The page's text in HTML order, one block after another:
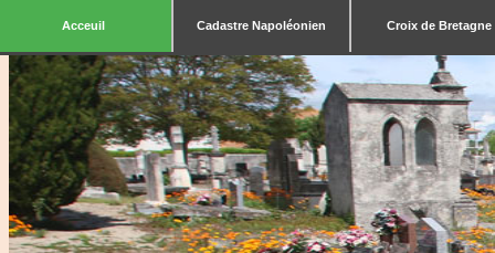
Acceuil Cadastre Napoléonien Croix de Bretagne